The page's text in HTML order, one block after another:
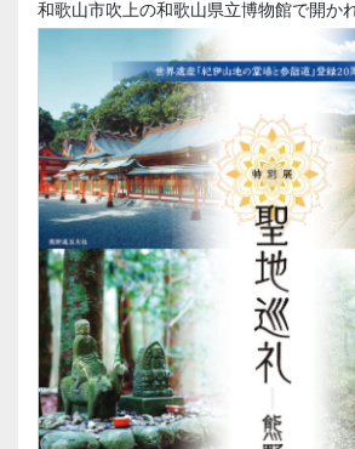
和歌山市吹上の和歌山県立博物館で開か